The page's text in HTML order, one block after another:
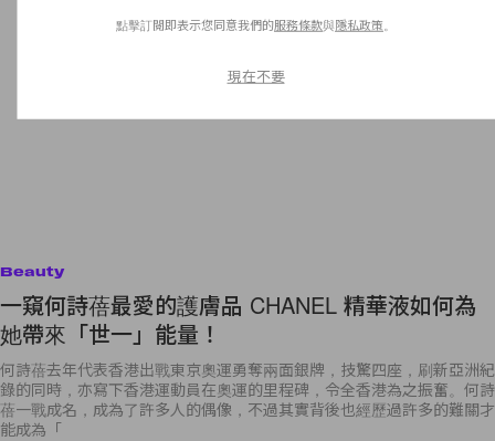
Beauty
一窺何詩蓓最愛的護膚品 CHANEL 精華液如何為
她帶來「世一」能量！
何詩蓓去年代表香港出戰東京奧運勇奪兩面銀牌，技驚四座，刷新亞洲紀
錄的同時，亦寫下香港運動員在奧運的里程碑，令全香港為之振奮。何詩
蓓一戰成名，成為了許多人的偶像，不過其實背後也經歷過許多的難關才
能成為「
點擊訂閱即表示您同意我們的服務條款與隱私政策
現在不要